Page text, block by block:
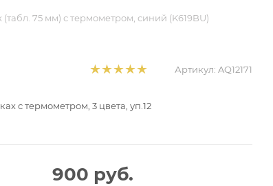
75 мм) с термометром, синий (K619BU)
Артикул: AQ12171
с термометром, 3 цвета, уп.12
900 руб.